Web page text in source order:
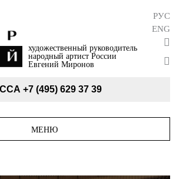
художественный руководитель
народный артист России
Евгений Миронов
РУС
ENG
+7 (495) 629 37 39
МЕНЮ